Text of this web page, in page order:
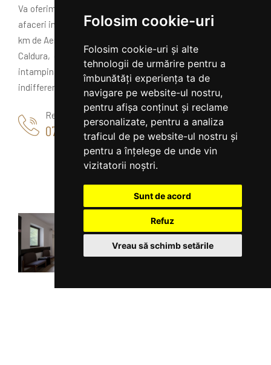
Folosim cookie-uri
Folosim cookie-uri și alte
tehnologii de urmărire pentru a
îmbunătăți experiența ta de
navigare pe website-ul nostru,
pentru afișa conținut și reclame
personalizate, pentru a analiza
traficul de pe website-ul nostru și
pentru a înțelege de unde vin
vizitatorii noștri.
Sunt de acord
Refuz
Vreau să schimb setările
Va oferim conditii excelente pentru reuniuni sau intalniri de
afaceri intr-un hotel aflat la 3 km de Piata Universitatii si 18
km de Aeroportul International Henri Coanda.
Caldura, discretia si amabilitatea personalului nostru vor
intampina intotdeauna oaspetii care ne vor calca pragul
indifferent de motivul sederii in Bucuresti.
Rezervare
0728 777 837